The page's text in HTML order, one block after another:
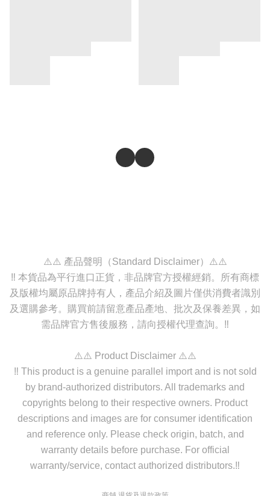
⚠️⚠️ 產品聲明（Standard Disclaimer）⚠️⚠️
‼️ 本貨品為平行進口正貨，非品牌官方授權經銷。所有商標
及版權均屬原品牌持有人，產品介紹及圖片僅供消費者識別
及選購參考。購買前請留意產品產地、批次及保養差異，如
需品牌官方售後服務，請向授權代理查詢。‼️
⚠️⚠️ Product Disclaimer ⚠️⚠️
‼️ This product is a genuine parallel import and is not sold
by brand-authorized distributors. All trademarks and
copyrights belong to their respective owners. Product
descriptions and images are for consumer identification
and reference only. Please check origin, batch, and
warranty details before purchase. For official
warranty/service, contact authorized distributors.‼️